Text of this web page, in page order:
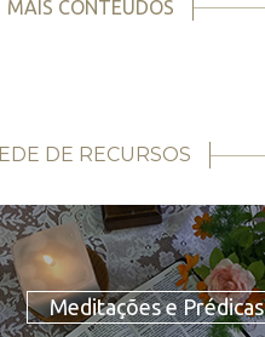
MAIS CONTEÚDOS
DE RECURSOS
Meditações e Prédicas